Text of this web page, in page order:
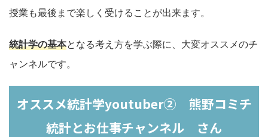
授業も最後まで楽しく受けることが出来ます。
統計学の基本となる考え方を学ぶ際に、大変オススメのチ
ャンネルです。
オススメ統計学youtuber② 熊野コミチ
統計とお仕事チャンネル さん